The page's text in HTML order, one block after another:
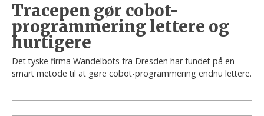
Tracepen gør cobot-
programmering lettere og
hurtigere
Det tyske firma Wandelbots fra Dresden har fundet på en
smart metode til at gøre cobot-programmering endnu lettere.